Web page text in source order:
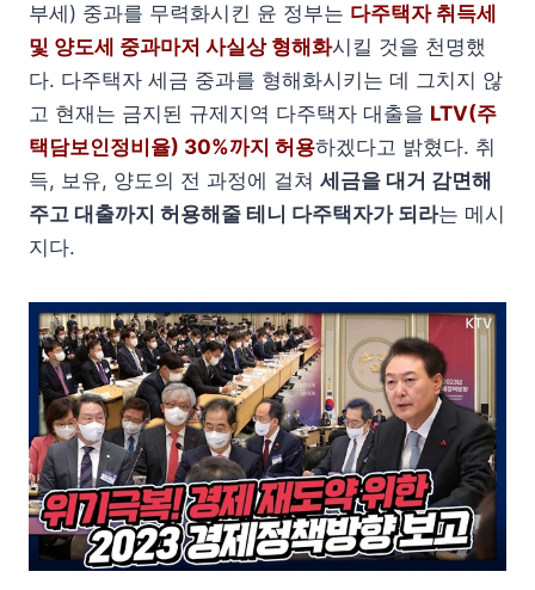
부세) 중과를 무력화시킨 윤 정부는 다주택자 취득세
및 양도세 중과마저 사실상 형해화시킬 것을 천명했
다. 다주택자 세금 중과를 형해화시키는 데 그치지 않
고 현재는 금지된 규제지역 다주택자 대출을 LTV(주
택담보인정비율) 30%까지 허용하겠다고 밝혔다. 취
득, 보유, 양도의 전 과정에 걸쳐 세금을 대거 감면해
주고 대출까지 허용해줄 테니 다주택자가 되라는 메시
지다.